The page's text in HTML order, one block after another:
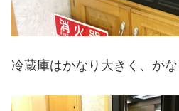
冷蔵庫はかなり大きく、かな